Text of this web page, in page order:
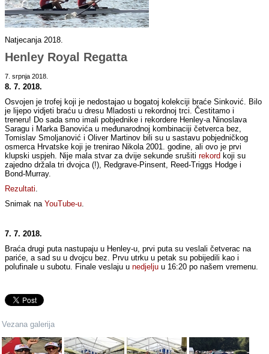
Natjecanja 2018.
Henley Royal Regatta
7. srpnja 2018.
8. 7. 2018.
Osvojen je trofej koji je nedostajao u bogatoj kolekciji braće Sinković. Bilo
je lijepo vidjeti braću u dresu Mladosti u rekordnoj trci. Čestitamo i
treneru! Do sada smo imali pobjednike i rekordere Henley-a Ninoslava
Saragu i Marka Banovića u međunarodnoj kombinaciji četverca bez,
Tomislav Smoljanović i Oliver Martinov bili su u sastavu pobjedničkog
osmerca Hrvatske koji je trenirao Nikola 2001. godine, ali ovo je prvi
klupski uspjeh. Nije mala stvar za dvije sekunde srušitirekord koji su
zajedno držala tri dvojca (!), Redgrave-Pinsent, Reed-Triggs Hodge i
Bond-Murray.
Rezultati.
Snimak naYouTube-u.
7. 7. 2018.
Braća drugi puta nastupaju u Henley-u, prvi puta su veslali četverac na
pariće, a sad su u dvojcu bez. Prvu utrku u petak su pobijedili kao i
polufinale u subotu. Finale veslaju unedjelju u 16:20 po našem vremenu.
Vezana galerija